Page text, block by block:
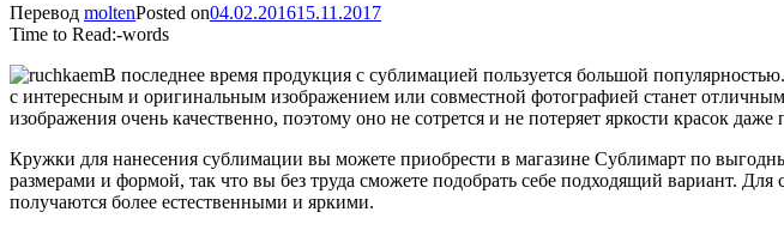
Перевод moltenPosted on04.02.201615.11.2017
Time to Read:-words
В последнее время продукция с сублимацией пользуется большой
с интересным и оригинальным изображением или совместной фотографией станет
изображения очень качественно, поэтому оно не сотрется и не потеряет яркости красок
Кружки для нанесения сублимации вы можете приобрести в магазине Сублимарт по
размерами и формой, так что вы без труда сможете подобрать себе подходящий вариант.
получаются более естественными и яркими.